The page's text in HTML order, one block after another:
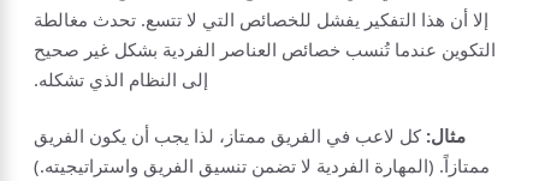
إلا أن هذا التفكير يفشل للخصائص التي لا تتسع. تحدث مغالطة
التكوين عندما تُنسب خصائص العناصر الفردية بشكل غير صحيح
إلى النظام الذي تشكله.
مثال: كل لاعب في الفريق ممتاز، لذا يجب أن يكون الفريق
ممتازاً. (المهارة الفردية لا تضمن تنسيق الفريق واستراتيجيته.)